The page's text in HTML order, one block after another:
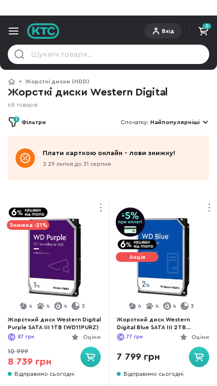
Вхід
0
Жорсткі диски (HDD)
Плати карткою онлайн - лови знижку!
З 29 липня до 31 серпня
Жорсткі диски Western Digital
68 товарів
Фільтри
1 Спочатку: Найпопулярніші
Знижка -21%
4 4 4 3
Жорсткий диск Western Digital
Purple SATA III 1TB (WD11PURZ)
Оціни
87 грн
10 999
8 739 грн
Відправимо сьогодні
Акція
4 4 4 3
Жорсткий диск Western
Digital Blue SATA III 2TB
(WD20EARZ)
Оціни
77 грн
7 799 грн
Відправимо сьогодні